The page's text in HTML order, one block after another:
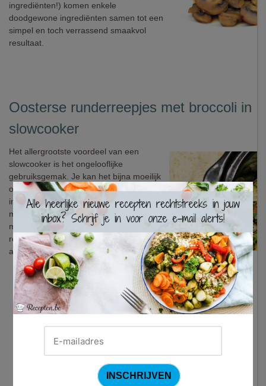
ingrediënten!) komen enkele
doodgewone ingrediënten samen tot een
simpel en toch verrassend smaakvol
resultaat.
Oosterse runderreepjes met broccoli in
slowcooker
Het allergrootste voordeel van een
slowcooker is het ongelooflijke
gebruiksgemak. Je kan het bijna moeilijk
omschrijven als koken: alle ingrediënten
in je slowcooker (crockpot) en afwachten
maar. Het resultaat is immer sappig,
mals en smaakvol. Met dit oosters getint
recept hoef je nooit meer naar de
afhaalchinees.
×